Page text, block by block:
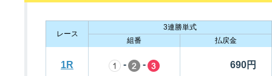
今節の進入コース別成績
レース
3連勝単式
組番
払戻金
1R - - 690円